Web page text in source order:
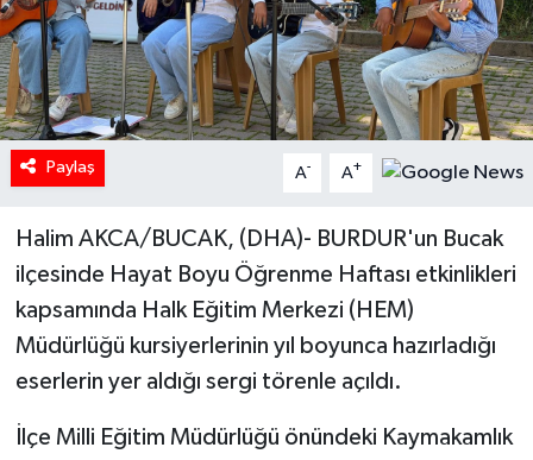
Paylaş A- A+
Halim AKCA/BUCAK, (DHA)- BURDUR'un Bucak
ilçesinde Hayat Boyu Öğrenme Haftası etkinlikleri
kapsamında Halk Eğitim Merkezi (HEM)
Müdürlüğü kursiyerlerinin yıl boyunca hazırladığı
eserlerin yer aldığı sergi törenle açıldı.
İlçe Milli Eğitim Müdürlüğü önündeki Kaymakamlık